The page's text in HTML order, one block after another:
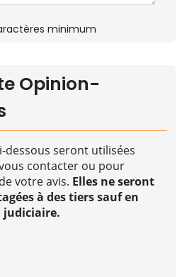
minimum
Opinion-
dessous seront utilisées
contacter ou pour
votre avis. Elles ne seront
à des tiers sauf en
judiciaire.